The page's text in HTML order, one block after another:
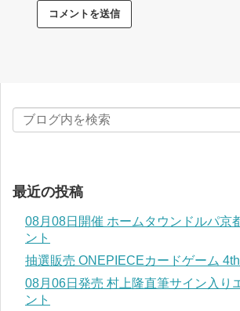
最近の投稿
08月08日開催 ホームタウンドルパ京
ント
抽選販売 ONEPIECEカードゲーム
08月06日発売 村上隆直筆サイン入り
ント